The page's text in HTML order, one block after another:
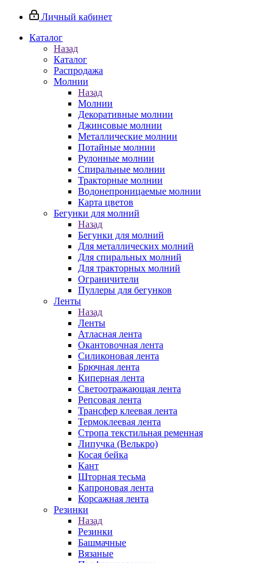
Личный кабинет
Каталог
Назад
Каталог
Распродажа
Молнии
Назад
Молнии
Декоративные молнии
Джинсовые молнии
Металлические молнии
Потайные молнии
Рулонные молнии
Спиральные молнии
Тракторные молнии
Водонепроницаемые молнии
Карта цветов
Бегунки для молний
Назад
Бегунки для молний
Для металлических молний
Для спиральных молний
Для тракторных молний
Ограничители
Пуллеры для бегунков
Ленты
Назад
Ленты
Атласная лента
Окантовочная лента
Силиконовая лента
Брючная лента
Киперная лента
Светоотражающая лента
Репсовая лента
Трансфер клеевая лента
Термоклеевая лента
Стропа текстильная ременная
Липучка (Велькро)
Косая бейка
Кант
Шторная тесьма
Капроновая лента
Корсажная лента
Резинки
Назад
Резинки
Башмачные
Вязаные